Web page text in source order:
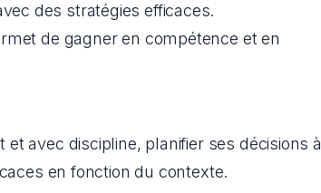
des stratégies efficaces.
de gagner en compétence et en
avec discipline, planifier ses décisions à
en fonction du contexte.